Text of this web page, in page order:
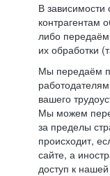
В
контрагентам
либо
их обработки
Мы передаём
вашего
Мы можем
за пределы
происходит,
сайте, а
доступ к